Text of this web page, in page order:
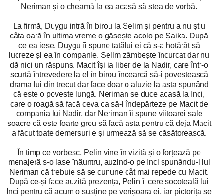
Neriman și o cheamă la ea acasă să stea de vorbă.
La firmă, Duygu intră în birou la Selim și pentru a nu știu
câta oară în ultima vreme o găsește acolo pe Șaika. După
ce ea iese, Duygu îi spune tatălui ei că s-a hotărât să
lucreze și ea în companie. Selim zâmbește încurcat dar nu
dă nici un răspuns. Macit își ia liber de la Nadir, care într-o
scurtă întrevedere la el în birou încearcă să-i povestească
drama lui din trecut dar face doar o aluzie la asta spunând
că este o poveste lungă. Neriman se duce acasă la Inci,
care o roagă să facă ceva ca să-l îndepărteze pe Macit de
compania lui Nadir, dar Neriman îi spune viitoarei sale
soacre că este foarte greu să facă asta pentru că deja Macit
a făcut toate demersurile și urmează să se căsătorească.
În timp ce vorbesc, Pelin vine în vizită și o forțează pe
menajeră s-o lase înăuntru, auzind-o pe Inci spunându-i lui
Neriman că trebuie să se cunune cât mai repede cu Macit.
După ce-și face auzită prezența, Pelin îi cere socoteală lui
Inci pentru că acum o susține pe verișoara ei, iar pictorița se